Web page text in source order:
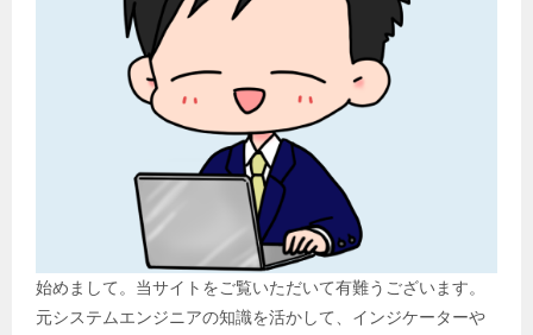
始めまして。当サイトをご覧いただいて有難うございます。
元システムエンジニアの知識を活かして、インジケーターや